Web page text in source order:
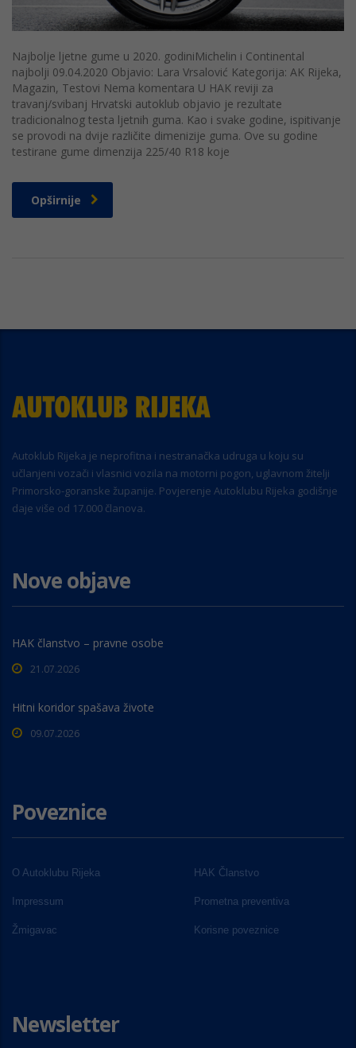
Najbolje ljetne gume u 2020. godiniMichelin i Continental
najbolji 09.04.2020 Objavio: Lara Vrsalović Kategorija: AK Rijeka,
Magazin, Testovi Nema komentara U HAK reviji za
travanj/svibanj Hrvatski autoklub objavio je rezultate
tradicionalnog testa ljetnih guma. Kao i svake godine, ispitivanje
se provodi na dvije različite dimenizije guma. Ove su godine
testirane gume dimenzija 225/40 R18 koje
Opširnije
Autoklub Rijeka je neprofitna i nestranačka udruga u koju su
učlanjeni vozači i vlasnici vozila na motorni pogon, uglavnom žitelji
Primorsko-goranske županije. Povjerenje Autoklubu Rijeka godišnje
daje više od 17.000 članova.
Nove objave
HAK članstvo – pravne osobe
21.07.2026
Hitni koridor spašava živote
09.07.2026
Poveznice
O Autoklubu Rijeka HAK Članstvo
Impressum Prometna preventiva
Žmigavac Korisne poveznice
Newsletter